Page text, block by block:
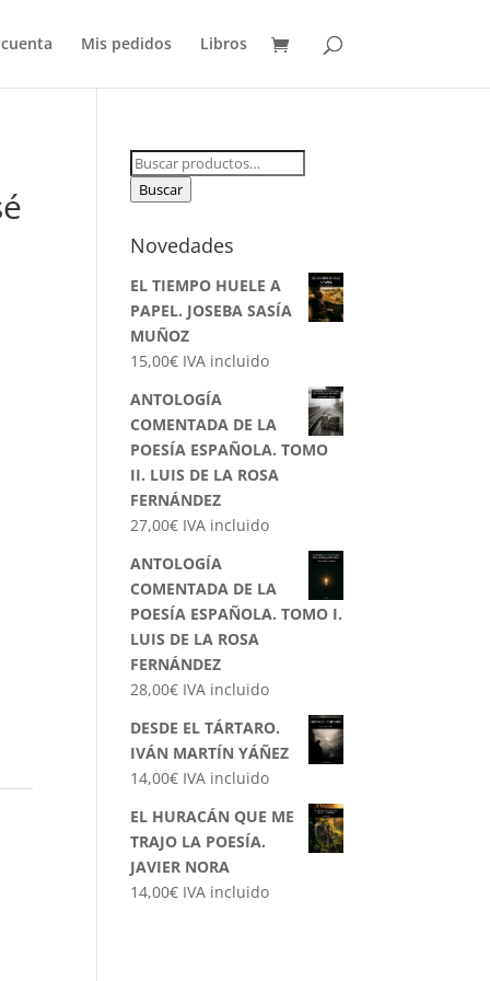
Mis pedidos Libros
Buscar
por:
Buscar
Novedades
EL TIEMPO HUELE A
PAPEL. JOSEBA SASÍA
MUÑOZ
15,00€ IVA incluido
ANTOLOGÍA
COMENTADA DE LA
POESÍA ESPAÑOLA. TOMO
II. LUIS DE LA ROSA
FERNÁNDEZ
27,00€ IVA incluido
ANTOLOGÍA
COMENTADA DE LA
POESÍA ESPAÑOLA. TOMO I.
LUIS DE LA ROSA
FERNÁNDEZ
28,00€ IVA incluido
DESDE EL TÁRTARO.
IVÁN MARTÍN YÁÑEZ
14,00€ IVA incluido
EL HURACÁN QUE ME
TRAJO LA POESÍA.
JAVIER NORA
14,00€ IVA incluido